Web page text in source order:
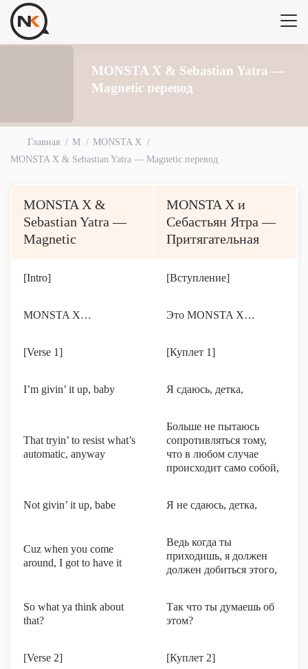
MONSTA X & Sebastian Yatra —
Magnetic перевод
Главная M
MONSTA X
MONSTA X & Sebastian Yatra — Magnetic перевод
MONSTA X &
Sebastian Yatra —
Magnetic
MONSTA X и
Себастьян Ятра —
Притягательная
[Intro] [Вступление]
MONSTA X… Это MONSTA X…
[Verse 1] [Куплет 1]
I’m givin’ it up, baby Я сдаюсь, детка,
That tryin’ to resist what’s
automatic, anyway
Больше не пытаюсь
сопротивляться тому,
что в любом случае
происходит само собой,
Not givin’ it up, babe Я не сдаюсь, детка,
Cuz when you come
around, I got to have it
Ведь когда ты
приходишь, я должен
должен добиться этого,
So what ya think about
that?
Так что ты думаешь об
этом?
[Verse 2] [Куплет 2]